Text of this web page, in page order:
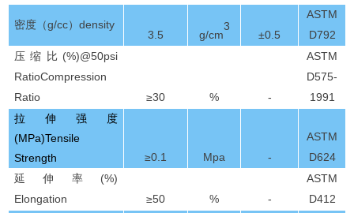
密度（g/cc）density
3.5
g/cm
3
±0. 5
ASTM
D792
压缩比 (%)@50psi
RatioCompression
Ratio
≥30 % -
ASTM
D575-
1991
拉伸强度
(MPa)Tensile
Strength
≥0.1 Mpa -
ASTM
D624
延伸率 (%)
Elongation
≥50 % -
ASTM
D412